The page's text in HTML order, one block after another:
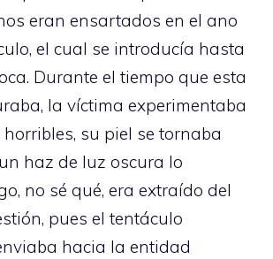
eran ensartados en el ano
el cual se introducía hasta
Durante el tiempo que esta
la víctima experimentaba
su piel se tornaba
haz de luz oscura lo
no sé qué, era extraído del
pues el tentáculo
hacia la entidad